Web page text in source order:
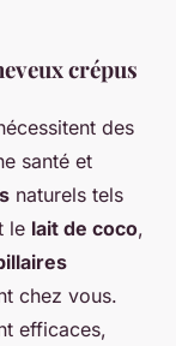
crépus
des
santé et
naturels tels
le lait de coco,
chez vous.
efficaces,